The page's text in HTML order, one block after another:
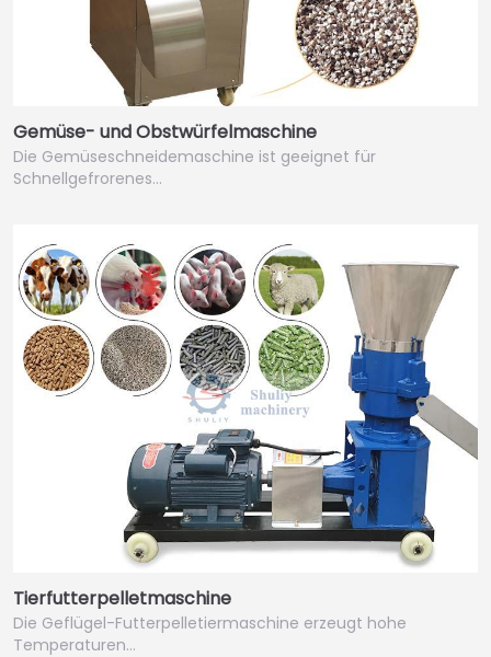
Gemüse- und Obstwürfelmaschine
Die Gemüseschneidemaschine ist geeignet für
Schnellgefrorenes…
Tierfutterpelletmaschine
Die Geflügel-Futterpelletiermaschine erzeugt hohe
Temperaturen…